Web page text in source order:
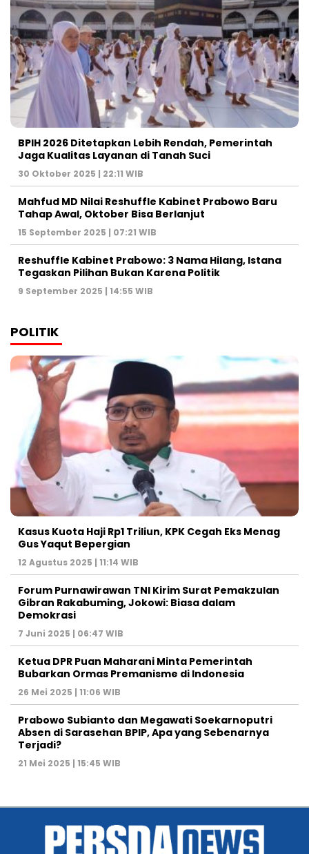
BPIH 2026 Ditetapkan Lebih Rendah, Pemerintah
Jaga Kualitas Layanan di Tanah Suci
30 Oktober 2025 | 22:11 WIB
Mahfud MD Nilai Reshuffle Kabinet Prabowo Baru
Tahap Awal, Oktober Bisa Berlanjut
15 September 2025 | 07:21 WIB
Reshuffle Kabinet Prabowo: 3 Nama Hilang, Istana
Tegaskan Pilihan Bukan Karena Politik
9 September 2025 | 14:55 WIB
POLITIK
Kasus Kuota Haji Rp1 Triliun, KPK Cegah Eks Menag
Gus Yaqut Bepergian
12 Agustus 2025 | 11:14 WIB
Forum Purnawirawan TNI Kirim Surat Pemakzulan
Gibran Rakabuming, Jokowi: Biasa dalam
Demokrasi
7 Juni 2025 | 06:47 WIB
Ketua DPR Puan Maharani Minta Pemerintah
Bubarkan Ormas Premanisme di Indonesia
26 Mei 2025 | 11:06 WIB
Prabowo Subianto dan Megawati Soekarnoputri
Absen di Sarasehan BPIP, Apa yang Sebenarnya
Terjadi?
21 Mei 2025 | 15:45 WIB